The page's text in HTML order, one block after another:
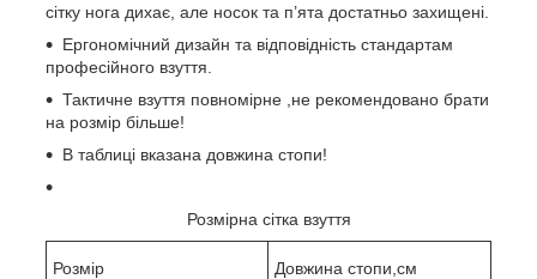
сітку нога дихає, але носок та п’ята достатньо захищені.
Ергономічний дизайн та відповідність стандартам
професійного взуття.
Тактичне взуття повномірне ,не рекомендовано брати
на розмір більше!
В таблиці вказана довжина стопи!
Розмірна сітка взуття
Розмір Довжина стопи,см